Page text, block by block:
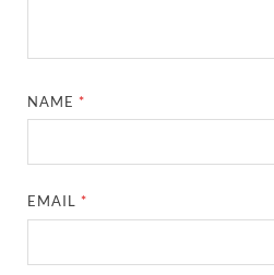
NAME*
EMAIL*